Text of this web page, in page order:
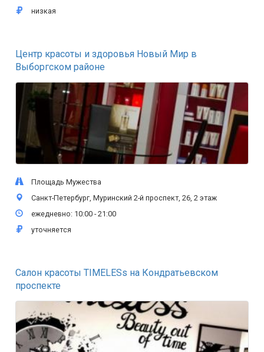
низкая
Центр красоты и здоровья Новый Мир в
Выборгском районе
Площадь Мужества
Санкт-Петербург, Муринский 2-й проспект, 26, 2 этаж
ежедневно: 10:00 - 21:00
уточняется
Салон красоты TIMELESs на Кондратьевском
проспекте